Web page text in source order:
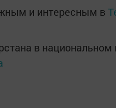
и интересным в
в